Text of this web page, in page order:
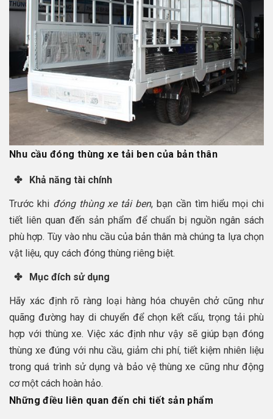
Nhu cầu đóng thùng xe tải ben của bản thân
✤ Khả năng tài chính
Trước khi đóng thùng xe tải ben, bạn cần tìm hiểu mọi chi
tiết liên quan đến sản phẩm để chuẩn bị nguồn ngân sách
phù hợp. Tùy vào nhu cầu của bản thân mà chúng ta lựa chọn
vật liệu, quy cách đóng thùng riêng biệt.
✤ Mục đích sử dụng
Hãy xác định rõ ràng loại hàng hóa chuyên chở cũng như
quãng đường hay di chuyển để chọn kết cấu, trọng tải phù
hợp với thùng xe. Việc xác định như vậy sẽ giúp bạn đóng
thùng xe đúng với nhu cầu, giảm chi phí, tiết kiệm nhiên liệu
trong quá trình sử dụng và bảo vệ thùng xe cũng như động
cơ một cách hoàn hảo.
Những điều liên quan đến chi tiết sản phẩm